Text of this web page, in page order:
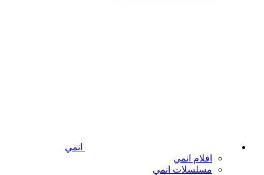
انمي
افلام انمي
مسلسلات انمي